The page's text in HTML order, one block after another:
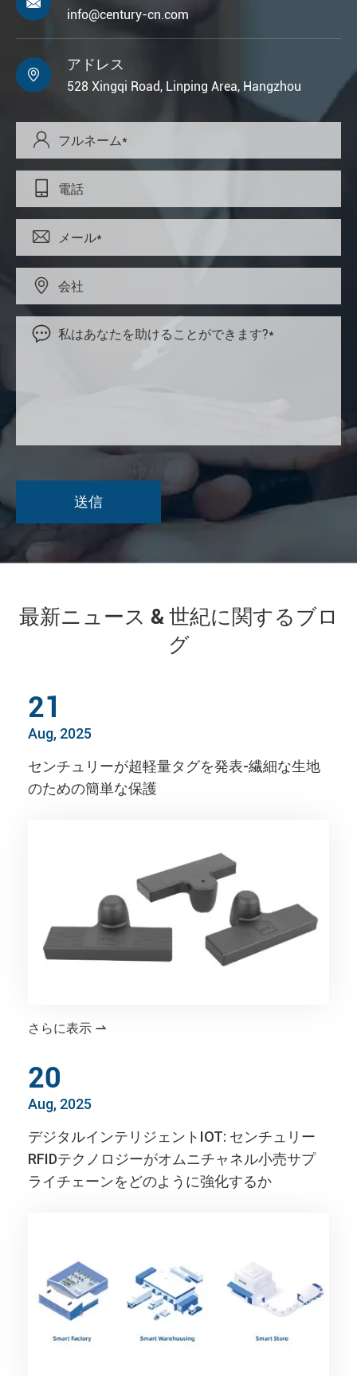
info@century-cn.com

アドレス
528 Xingqi Road, Linping Area, Hangzhou





最新ニュース & 世紀に関するブロ
グ
21
Aug, 2025
センチュリーが超軽量タグを発表-繊細な生地
のための簡単な保護
さらに表示 
20
Aug, 2025
デジタルインテリジェントIOT: センチュリー
RFIDテクノロジーがオムニチャネル小売サプ
ライチェーンをどのように強化するか